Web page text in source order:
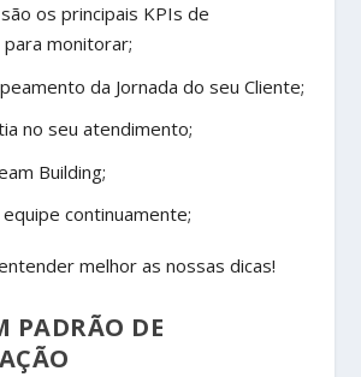
os principais KPIs de
monitorar;
da Jornada do seu Cliente;
no seu atendimento;
Building;
continuamente;
melhor as nossas dicas!
PADRÃO DE